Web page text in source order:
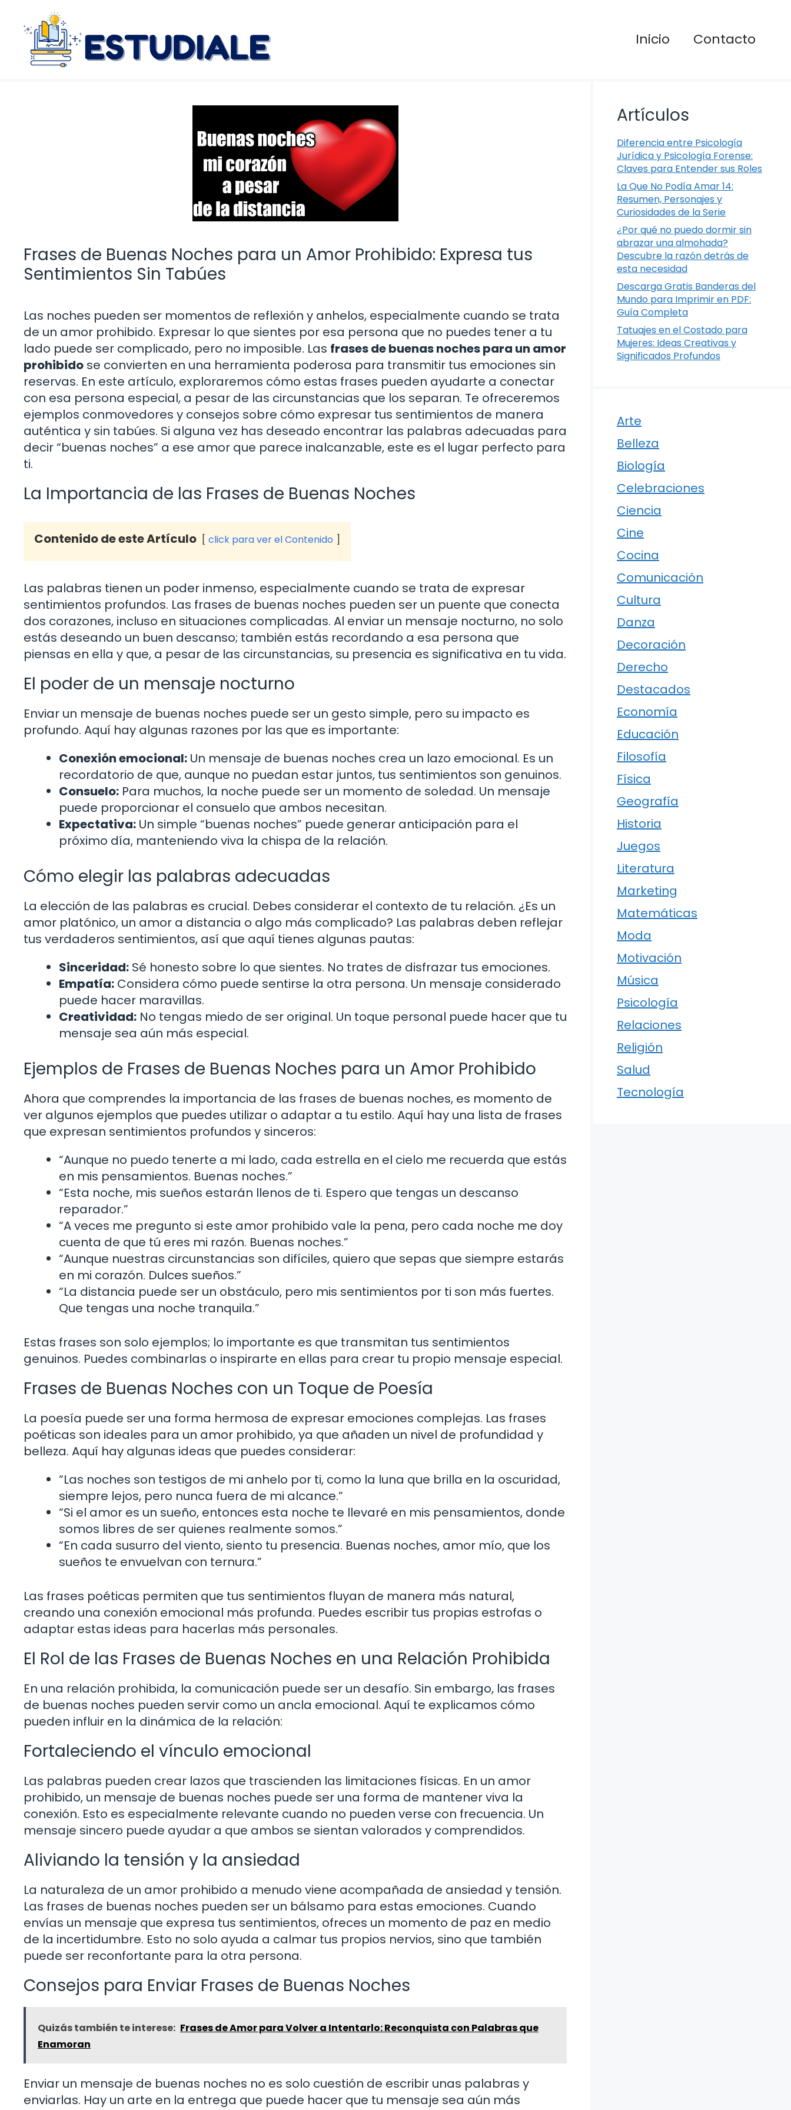
contenido
Inicio Contacto
Frases de Buenas Noches para un Amor Prohibido: Expresa tus
Sentimientos Sin Tabúes
Las noches pueden ser momentos de reflexión y anhelos, especialmente cuando se trata
de un amor prohibido. Expresar lo que sientes por esa persona que no puedes tener a tu
lado puede ser complicado, pero no imposible. Las frases de buenas noches para un amor
prohibido se convierten en una herramienta poderosa para transmitir tus emociones sin
reservas. En este artículo, exploraremos cómo estas frases pueden ayudarte a conectar
con esa persona especial, a pesar de las circunstancias que los separan. Te ofreceremos
ejemplos conmovedores y consejos sobre cómo expresar tus sentimientos de manera
auténtica y sin tabúes. Si alguna vez has deseado encontrar las palabras adecuadas para
decir “buenas noches” a ese amor que parece inalcanzable, este es el lugar perfecto para
ti.
La Importancia de las Frases de Buenas Noches
Contenido de este Artículo click para ver el Contenido
Las palabras tienen un poder inmenso, especialmente cuando se trata de expresar
sentimientos profundos. Las frases de buenas noches pueden ser un puente que conecta
dos corazones, incluso en situaciones complicadas. Al enviar un mensaje nocturno, no solo
estás deseando un buen descanso; también estás recordando a esa persona que
piensas en ella y que, a pesar de las circunstancias, su presencia es significativa en tu vida.
El poder de un mensaje nocturno
Enviar un mensaje de buenas noches puede ser un gesto simple, pero su impacto es
profundo. Aquí hay algunas razones por las que es importante:
Conexión emocional: Un mensaje de buenas noches crea un lazo emocional. Es un
recordatorio de que, aunque no puedan estar juntos, tus sentimientos son genuinos.
Consuelo: Para muchos, la noche puede ser un momento de soledad. Un mensaje
puede proporcionar el consuelo que ambos necesitan.
Expectativa: Un simple “buenas noches” puede generar anticipación para el
próximo día, manteniendo viva la chispa de la relación.
Cómo elegir las palabras adecuadas
La elección de las palabras es crucial. Debes considerar el contexto de tu relación. ¿Es un
amor platónico, un amor a distancia o algo más complicado? Las palabras deben reflejar
tus verdaderos sentimientos, así que aquí tienes algunas pautas:
Sinceridad: Sé honesto sobre lo que sientes. No trates de disfrazar tus emociones.
Empatía: Considera cómo puede sentirse la otra persona. Un mensaje considerado
puede hacer maravillas.
Creatividad: No tengas miedo de ser original. Un toque personal puede hacer que tu
mensaje sea aún más especial.
Ejemplos de Frases de Buenas Noches para un Amor Prohibido
Ahora que comprendes la importancia de las frases de buenas noches, es momento de
ver algunos ejemplos que puedes utilizar o adaptar a tu estilo. Aquí hay una lista de frases
que expresan sentimientos profundos y sinceros:
“Aunque no puedo tenerte a mi lado, cada estrella en el cielo me recuerda que estás
en mis pensamientos. Buenas noches.”
“Esta noche, mis sueños estarán llenos de ti. Espero que tengas un descanso
reparador.”
“A veces me pregunto si este amor prohibido vale la pena, pero cada noche me doy
cuenta de que tú eres mi razón. Buenas noches.”
“Aunque nuestras circunstancias son difíciles, quiero que sepas que siempre estarás
en mi corazón. Dulces sueños.”
“La distancia puede ser un obstáculo, pero mis sentimientos por ti son más fuertes.
Que tengas una noche tranquila.”
Estas frases son solo ejemplos; lo importante es que transmitan tus sentimientos
genuinos. Puedes combinarlas o inspirarte en ellas para crear tu propio mensaje especial.
Frases de Buenas Noches con un Toque de Poesía
La poesía puede ser una forma hermosa de expresar emociones complejas. Las frases
poéticas son ideales para un amor prohibido, ya que añaden un nivel de profundidad y
belleza. Aquí hay algunas ideas que puedes considerar:
“Las noches son testigos de mi anhelo por ti, como la luna que brilla en la oscuridad,
siempre lejos, pero nunca fuera de mi alcance.”
“Si el amor es un sueño, entonces esta noche te llevaré en mis pensamientos, donde
somos libres de ser quienes realmente somos.”
“En cada susurro del viento, siento tu presencia. Buenas noches, amor mío, que los
sueños te envuelvan con ternura.”
Las frases poéticas permiten que tus sentimientos fluyan de manera más natural,
creando una conexión emocional más profunda. Puedes escribir tus propias estrofas o
adaptar estas ideas para hacerlas más personales.
El Rol de las Frases de Buenas Noches en una Relación Prohibida
En una relación prohibida, la comunicación puede ser un desafío. Sin embargo, las frases
de buenas noches pueden servir como un ancla emocional. Aquí te explicamos cómo
pueden influir en la dinámica de la relación:
Fortaleciendo el vínculo emocional
Las palabras pueden crear lazos que trascienden las limitaciones físicas. En un amor
prohibido, un mensaje de buenas noches puede ser una forma de mantener viva la
conexión. Esto es especialmente relevante cuando no pueden verse con frecuencia. Un
mensaje sincero puede ayudar a que ambos se sientan valorados y comprendidos.
Aliviando la tensión y la ansiedad
La naturaleza de un amor prohibido a menudo viene acompañada de ansiedad y tensión.
Las frases de buenas noches pueden ser un bálsamo para estas emociones. Cuando
envías un mensaje que expresa tus sentimientos, ofreces un momento de paz en medio
de la incertidumbre. Esto no solo ayuda a calmar tus propios nervios, sino que también
puede ser reconfortante para la otra persona.
Consejos para Enviar Frases de Buenas Noches
Quizás también te interese: Frases de Amor para Volver a Intentarlo: Reconquista con Palabras que
Enamoran
Enviar un mensaje de buenas noches no es solo cuestión de escribir unas palabras y
enviarlas. Hay un arte en la entrega que puede hacer que tu mensaje sea aún más
Artículos
Diferencia entre Psicología
Jurídica y Psicología Forense:
Claves para Entender sus Roles
La Que No Podía Amar 14:
Resumen, Personajes y
Curiosidades de la Serie
¿Por qué no puedo dormir sin
abrazar una almohada?
Descubre la razón detrás de
esta necesidad
Descarga Gratis Banderas del
Mundo para Imprimir en PDF:
Guía Completa
Tatuajes en el Costado para
Mujeres: Ideas Creativas y
Significados Profundos
Arte
Belleza
Biología
Celebraciones
Ciencia
Cine
Cocina
Comunicación
Cultura
Danza
Decoración
Derecho
Destacados
Economía
Educación
Filosofía
Física
Geografía
Historia
Juegos
Literatura
Marketing
Matemáticas
Moda
Motivación
Música
Psicología
Relaciones
Religión
Salud
Tecnología